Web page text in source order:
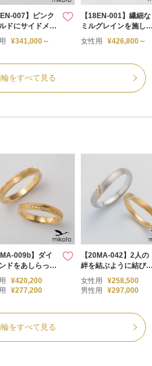
007】ピンク
ドにサイドメレ
らったキュート
指輪
¥341,000～
【18EN-001】繊細な
ミルグレインを施し
アンティーク調の婚
指輪
女性用 ¥426,800～
をすべて見る
009b】ダイ
ドをあしらった
しゴールドのハ
タニティリング
¥420,200
¥277,200
【20MA-042】2人の
絆を結ぶように結び
の入ったS字カーブの
コンビの結婚指輪
女性用
¥258,500
男性用
¥297,000
をすべて見る